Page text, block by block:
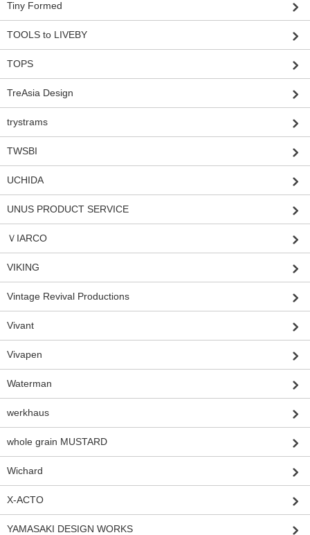
Tiny Formed
TOOLS to LIVEBY
TOPS
TreAsia Design
trystrams
TWSBI
UCHIDA
UNUS PRODUCT SERVICE
ＶIARCO
VIKING
Vintage Revival Productions
Vivant
Vivapen
Waterman
werkhaus
whole grain MUSTARD
Wichard
X-ACTO
YAMASAKI DESIGN WORKS